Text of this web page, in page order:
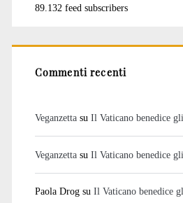
89.132 feed subscribers
Commenti recenti
Veganzettasu Il Vaticano benedice
Veganzettasu Il Vaticano benedice
Paola Drogsu Il Vaticano benedice